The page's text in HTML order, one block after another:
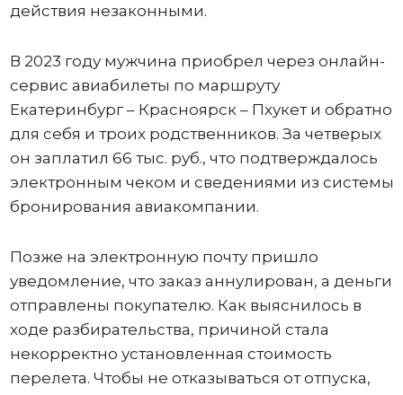
действия незаконными.
В 2023 году мужчина приобрел через онлайн-
сервис авиабилеты по маршруту
Екатеринбург – Красноярск – Пхукет и обратно
для себя и троих родственников. За четверых
он заплатил 66 тыс. руб., что подтверждалось
электронным чеком и сведениями из системы
бронирования авиакомпании.
Позже на электронную почту пришло
уведомление, что заказ аннулирован, а деньги
отправлены покупателю. Как выяснилось в
ходе разбирательства, причиной стала
некорректно установленная стоимость
перелета. Чтобы не отказываться от отпуска,